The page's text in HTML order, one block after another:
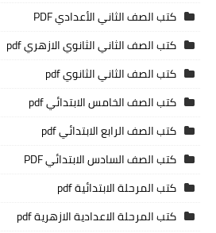
كتب الصف الثاني الأعدادي PDF
كتب الصف الثاني الثانوي الازهري pdf
كتب الصف الثاني الثانوي pdf
كتب الصف الخامس الابتدائي pdf
كتب الصف الرابع الابتدائي pdf
كتب الصف السادس الابتدائي PDF
كتب المرحلة الابتدائية pdf
كتب المرحلة الاعدادية الازهرية pdf